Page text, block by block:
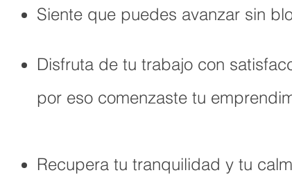
Siente que puedes avanzar sin
Disfruta de tu trabajo con
por eso comenzaste tu
Recupera tu tranquilidad y tu